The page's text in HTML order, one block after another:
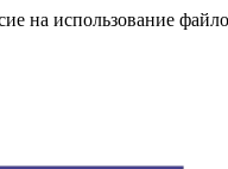
на использование